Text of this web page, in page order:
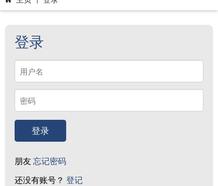
登录
登录
朋友 忘记密码
还没有账号？ 登记